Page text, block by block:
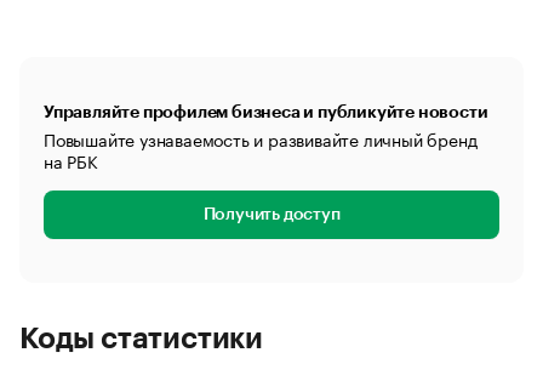
Управляйте профилем бизнеса и публикуйте новости
Повышайте узнаваемость и развивайте личный бренд
на РБК
Получить доступ
Коды статистики